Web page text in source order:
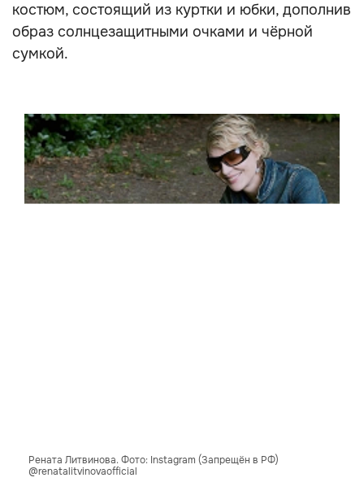
костюм, состоящий из куртки и юбки, дополнив
образ солнцезащитными очками и чёрной
сумкой.
Рената Литвинова. Фото: Instagram (Запрещён в РФ)
@renatalitvinovaofficial